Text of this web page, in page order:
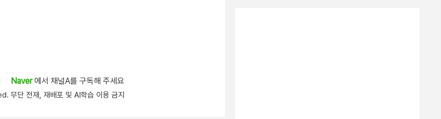
Naver에서 채널A를 구독해 주세요
단 전재, 재배포 및 AI학습 이용 금지